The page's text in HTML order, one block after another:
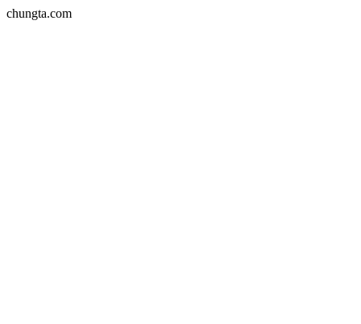
chungta.com